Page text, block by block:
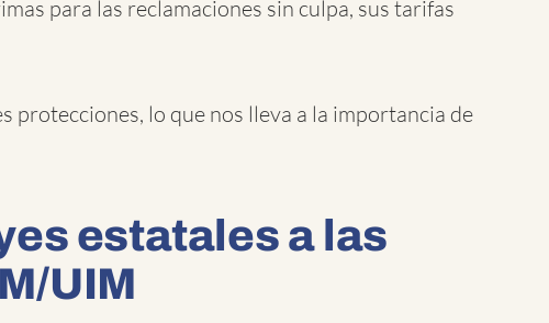
para las reclamaciones sin culpa, sus tarifas
protecciones, lo que nos lleva a la importancia de
estatales a las
UIM